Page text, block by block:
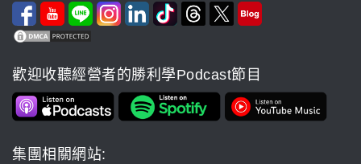
歡迎收聽經營者的勝利學Podcast節目
集團相關網站: